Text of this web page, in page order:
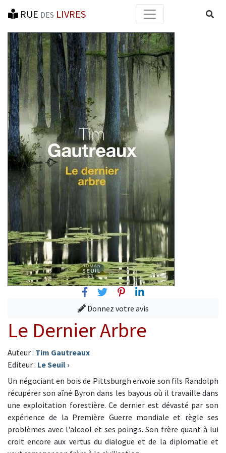
RUE DES LIVRES
FacebookTwitterPinterest
Linkedin
Donnez votre avis
Le Dernier Arbre
Auteur : Tim Gautreaux
Editeur : Le Seuil ›
Un négociant en bois de Pittsburgh envoie son fils Randolph
récupérer son aîné Byron dans les bayous où il travaille dans
une exploitation forestière. Ce dernier est dévasté par son
expérience de la Première Guerre mondiale et règle ses
problèmes avec l'alcool et ses poings. Son frère quant à lui
croit encore aux vertus du dialogue et de la diplomatie et